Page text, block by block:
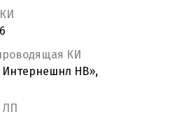
КИ
Интернешнл НВ»,